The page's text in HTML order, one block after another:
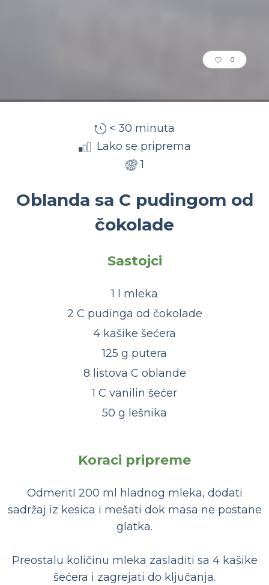
0
< 30 minuta
Lako se priprema
1
Oblanda sa C pudingom od
čokolade
Sastojci
1 l mleka
2 C pudinga od čokolade
4 kašike šećera
125 g putera
8 listova C oblande
1 C vanilin šećer
50 g lešnika
Koraci pripreme
OdmeritI 200 ml hladnog mleka, dodati
sadržaj iz kesica i mešati dok masa ne postane
glatka.
Preostalu količinu mleka zasladiti sa 4 kašike
šećera i zagrejati do ključanja.